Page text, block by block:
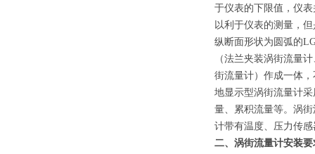
于仪表的下限值，仪
以利于仪表的测量，
纵断面形状为圆弧的
（法兰夹装涡街流量
街流量计） 作成一体
地显示型涡街流量计
量、累积流量等。 涡街
计带有温度、压力传
二、 涡街流量计安装要